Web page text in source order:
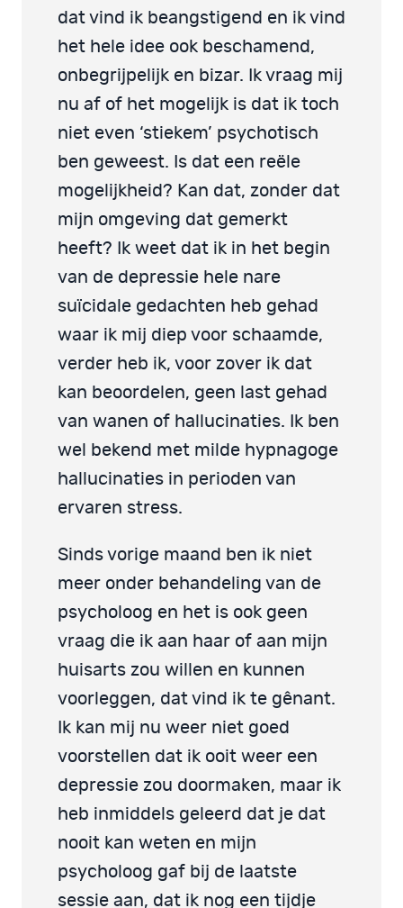
dat vind ik beangstigend en ik vind
het hele idee ook beschamend,
onbegrijpelijk en bizar. Ik vraag mij
nu af of het mogelijk is dat ik toch
niet even ‘stiekem’ psychotisch
ben geweest. Is dat een reële
mogelijkheid? Kan dat, zonder dat
mijn omgeving dat gemerkt
heeft? Ik weet dat ik in het begin
van de depressie hele nare
suïcidale gedachten heb gehad
waar ik mij diep voor schaamde,
verder heb ik, voor zover ik dat
kan beoordelen, geen last gehad
van wanen of hallucinaties. Ik ben
wel bekend met milde hypnagoge
hallucinaties in perioden van
ervaren stress.
Sinds vorige maand ben ik niet
meer onder behandeling van de
psycholoog en het is ook geen
vraag die ik aan haar of aan mijn
huisarts zou willen en kunnen
voorleggen, dat vind ik te gênant.
Ik kan mij nu weer niet goed
voorstellen dat ik ooit weer een
depressie zou doormaken, maar ik
heb inmiddels geleerd dat je dat
nooit kan weten en mijn
psycholoog gaf bij de laatste
sessie aan, dat ik nog een tijdje